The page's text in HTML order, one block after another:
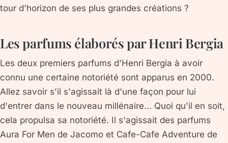
tour d'horizon de ses plus grandes créations ?
Les parfums élaborés par Henri Bergia
Les deux premiers parfums d'Henri Bergia à avoir
connu une certaine notoriété sont apparus en 2000.
Allez savoir s'il s'agissait là d'une façon pour lui
d'entrer dans le nouveau millénaire… Quoi qu'il en soit,
cela propulsa sa notoriété. Il s'agissait des parfums
Aura For Men de Jacomo et Cafe-Cafe Adventure de